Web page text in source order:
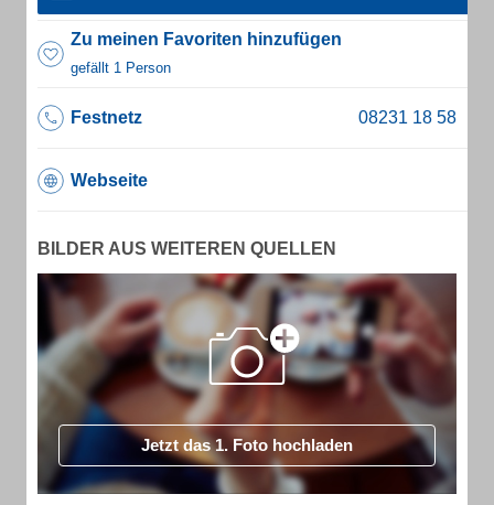
Zu meinen Favoriten hinzufügen
gefällt 1 Person
Festnetz
Webseite
BILDER AUS WEITEREN QUELLEN
Jetzt das 1. Foto hochladen